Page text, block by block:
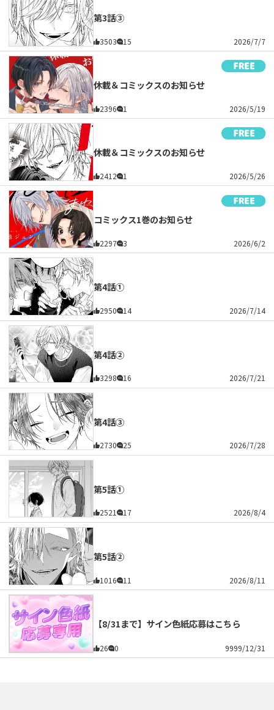
第3話③
3503 15 2026/7/7
休載＆コミックスのお知らせ
2396 1 2026/5/19
休載＆コミックスのお知らせ
2412 1 2026/5/26
コミックス1巻のお知らせ
2297 3 2026/6/2
第4話①
2950 14 2026/7/14
第4話②
3298 16 2026/7/21
第4話③
2730 25 2026/7/28
第5話①
2521 17 2026/8/4
第5話②
1016 11 2026/8/11
【8/31まで】サイン色紙応募はこちら
26 0 9999/12/31